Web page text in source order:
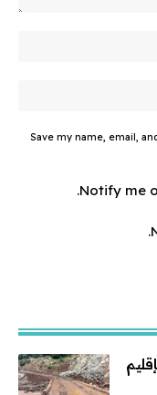
Save my name, email,
Notify me